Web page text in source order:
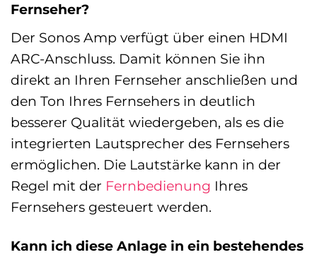
Fernseher?
Der Sonos Amp verfügt über einen HDMI
ARC-Anschluss. Damit können Sie ihn
direkt an Ihren Fernseher anschließen und
den Ton Ihres Fernsehers in deutlich
besserer Qualität wiedergeben, als es die
integrierten Lautsprecher des Fernsehers
ermöglichen. Die Lautstärke kann in der
Regel mit der Fernbedienung Ihres
Fernsehers gesteuert werden.
Kann ich diese Anlage in ein bestehendes